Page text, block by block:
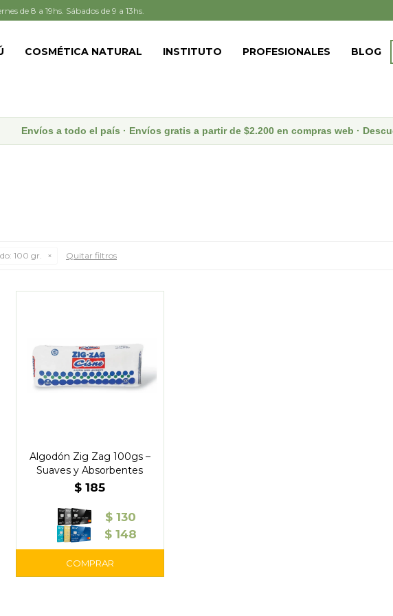
COSMÉTICA NATURAL INSTITUTO PROFESIONALES BLOG
de 8 a 19hs. Sábados de 9 a 13hs.
Envíos a todo el país · Envíos gratis a partir de $2.200 en compras web ·
100 gr. Quitar filtros
Algodón Zig Zag 100gs –
Suaves y Absorbentes
$ 185
$ 130
$ 148